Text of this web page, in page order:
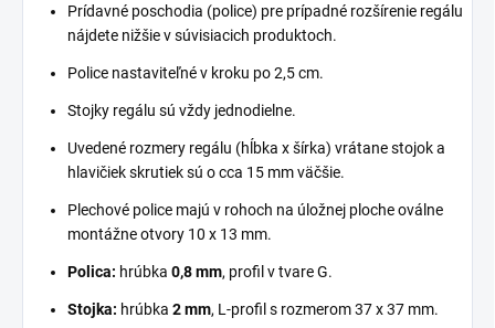
Prídavné poschodia (police) pre prípadné rozšírenie regálu
nájdete nižšie v súvisiacich produktoch.
Police nastaviteľné v kroku po 2,5 cm.
Stojky regálu sú vždy jednodielne.
Uvedené rozmery regálu (hĺbka x šírka) vrátane stojok a
hlavičiek skrutiek sú o cca 15 mm väčšie.
Plechové police majú v rohoch na úložnej ploche oválne
montážne otvory 10 x 13 mm.
Polica: hrúbka 0,8 mm, profil v tvare G.
Stojka: hrúbka 2 mm, L-profil s rozmerom 37 x 37 mm.